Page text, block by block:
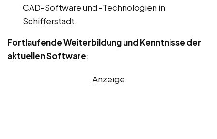
CAD-Software und -Technologien in
Schifferstadt.
Fortlaufende Weiterbildung und Kenntnisse der
aktuellen Software:
Anzeige